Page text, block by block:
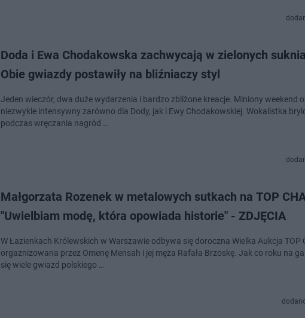
Doda i Ewa Chodakowska zachwycają w zielonych
Obie gwiazdy postawiły na bliźniaczy styl
Jeden wieczór, dwa duże wydarzenia i bardzo zbliżone kreacje. Miniony weekend
niezwykle intensywny zarówno dla Dody, jak i Ewy Chodakowskiej. Wokalistka
podczas wręczania nagród …
Małgorzata Rozenek w metalowych sutkach na TOP
"Uwielbiam modę, która opowiada historie" - ZDJĘCIA
W Łazienkach Królewskich w Warszawie odbywa się doroczna Wielka Aukcja TOP
orgaznizowana przez Omenę Mensah i jej męża Rafała Brzoskę. Jak co roku na
się wiele gwiazd polskiego …